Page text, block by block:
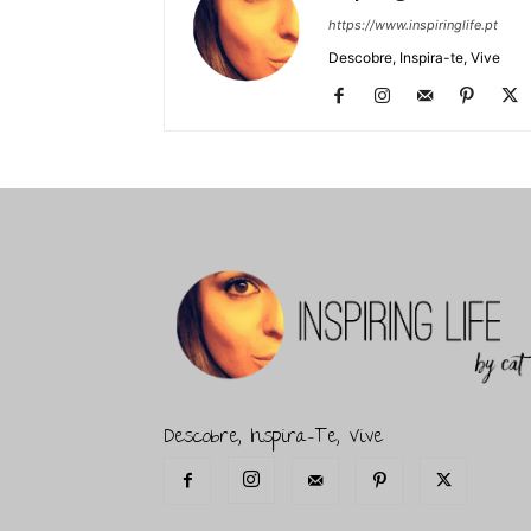
https://www.inspiringlife.pt
Descobre, Inspira-te, Vive
Descobre, Inspira-Te, Vive